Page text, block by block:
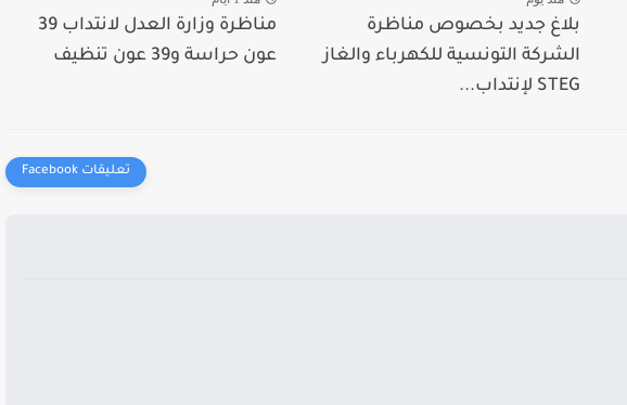
بلاغ جديد بخصوص مناظرة
الشركة التونسية للكهرباء والغاز
STEG لإنتداب...
مناظرة وزارة العدل لانتداب 39
عون حراسة و39 عون تنظيف